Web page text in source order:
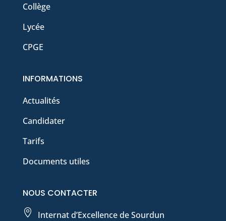
Collège
Lycée
CPGE
INFORMATIONS
Actualités
Candidater
Tarifs
Documents utiles
NOUS CONTACTER

Internat d’Excellence de Sourdun